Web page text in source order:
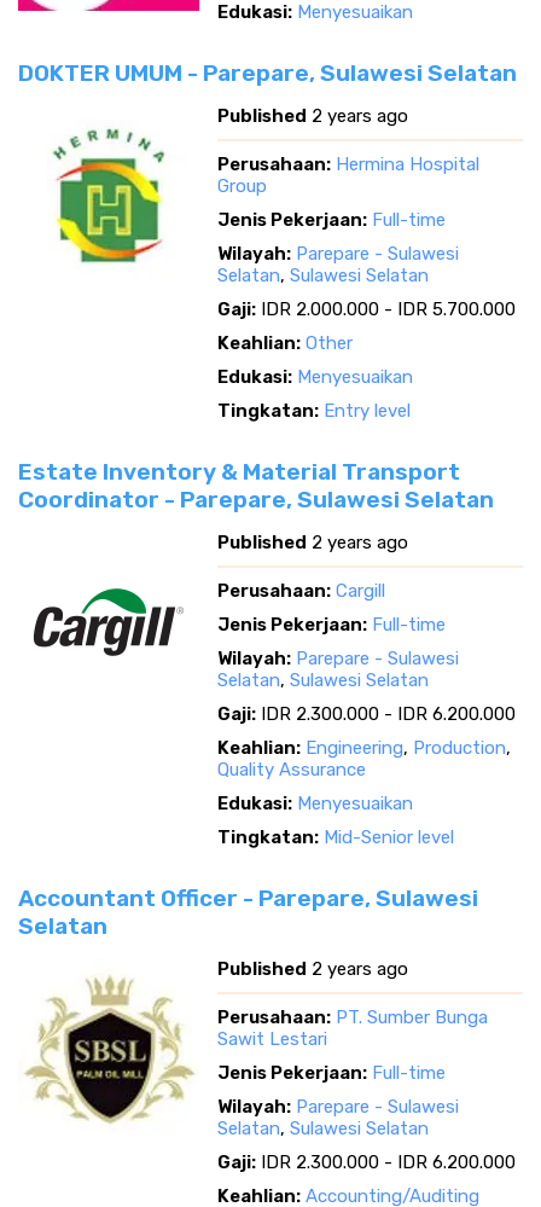
Edukasi: Menyesuaikan
DOKTER UMUM - Parepare, Sulawesi Selatan
Published 2 years ago
Perusahaan: Hermina Hospital
Group
Jenis Pekerjaan: Full-time
Wilayah: Parepare - Sulawesi
Selatan, Sulawesi Selatan
Gaji: IDR 2.000.000 - IDR 5.700.000
Keahlian: Other
Edukasi: Menyesuaikan
Tingkatan: Entry level
Estate Inventory & Material Transport
Coordinator - Parepare, Sulawesi Selatan
Published 2 years ago
Perusahaan: Cargill
Jenis Pekerjaan: Full-time
Wilayah: Parepare - Sulawesi
Selatan, Sulawesi Selatan
Gaji: IDR 2.300.000 - IDR 6.200.000
Keahlian: Engineering, Production,
Quality Assurance
Edukasi: Menyesuaikan
Tingkatan: Mid-Senior level
Accountant Officer - Parepare, Sulawesi
Selatan
Published 2 years ago
Perusahaan: PT. Sumber Bunga
Sawit Lestari
Jenis Pekerjaan: Full-time
Wilayah: Parepare - Sulawesi
Selatan, Sulawesi Selatan
Gaji: IDR 2.300.000 - IDR 6.200.000
Keahlian: Accounting/Auditing